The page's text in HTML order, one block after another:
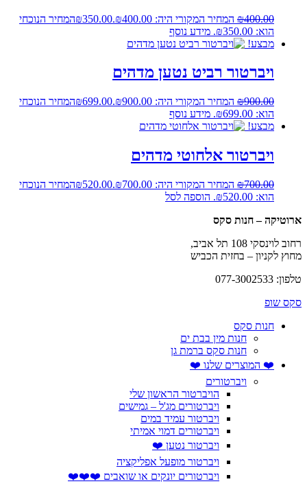
₪400.00 המחיר המקורי היה: ₪400.00. ₪350.00
המחיר הנוכחי
הוא: ₪350.00.
מידע נוסף
מבצע!
ויברטור רביט נטען מדהים
₪900.00 המחיר המקורי היה: ₪900.00. ₪699.00
המחיר הנוכחי
הוא: ₪699.00.
מידע נוסף
מבצע!
ויברטור אלחוטי מדהים
₪700.00 המחיר המקורי היה: ₪700.00. ₪520.00
המחיר הנוכחי
הוא: ₪520.00.
הוספה לסל
ארוטיקה – חנות סקס
רחוב לוינסקי 108 תל אביב,
מחוץ לקניון – בחזית הכביש
טלפון: 077-3002533
סקס שופ
חנות סקס
חנות מין בבת ים
חנות סקס ברמת גן
❤️ המוצרים שלנו ❤️
ויברטורים
הויברטור הראשון שלי
ויברטורים מג'ל – גמישים
ויברטור עמיד במים
ויברטורים דמוי אמיתי
ויברטור נטען ❤️
ויברטור מופעל אפליקציה
ויברטורים יונקים או שואבים ❤️❤️❤️